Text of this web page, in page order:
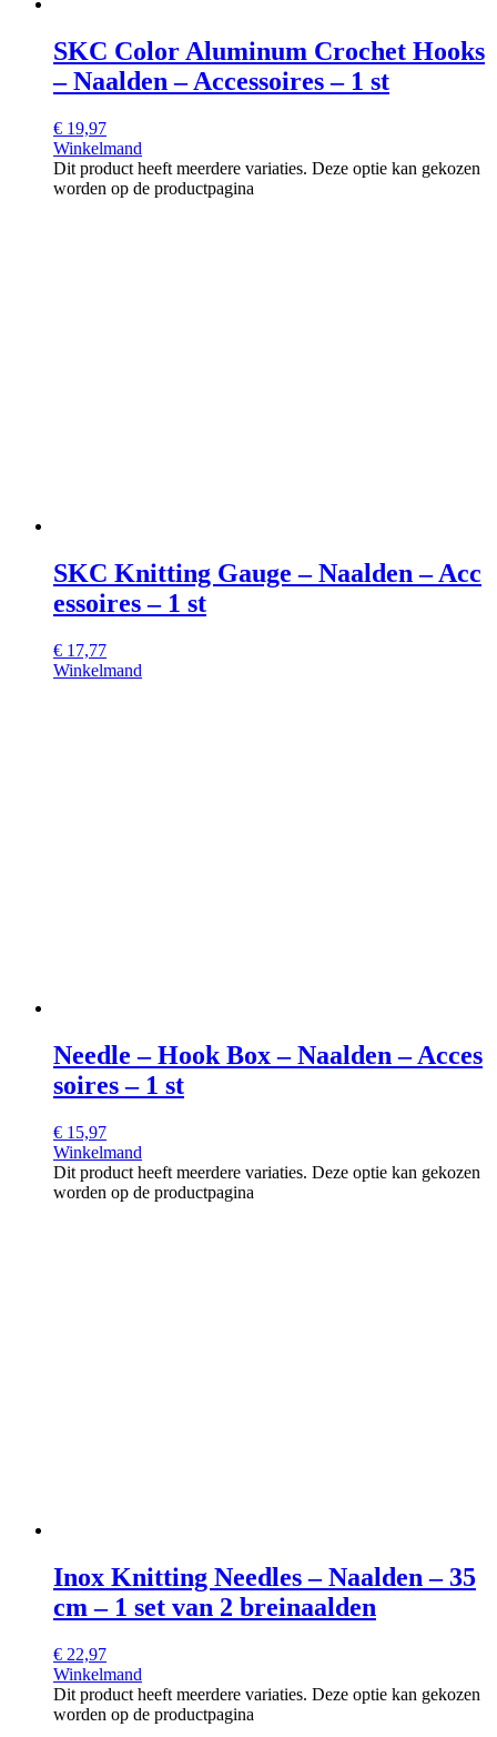
SKC Color Aluminum Crochet Hooks
– Naalden – Accessoires – 1 st
€ 19,97
Winkelmand
Dit product heeft meerdere variaties. Deze optie kan gekozen
worden op de productpagina
SKC Knitting Gauge – Naalden – Acc
essoires – 1 st
€ 17,77
Winkelmand
Needle – Hook Box – Naalden – Acces
soires – 1 st
€ 15,97
Winkelmand
Dit product heeft meerdere variaties. Deze optie kan gekozen
worden op de productpagina
Inox Knitting Needles – Naalden – 35
cm – 1 set van 2 breinaalden
€ 22,97
Winkelmand
Dit product heeft meerdere variaties. Deze optie kan gekozen
worden op de productpagina